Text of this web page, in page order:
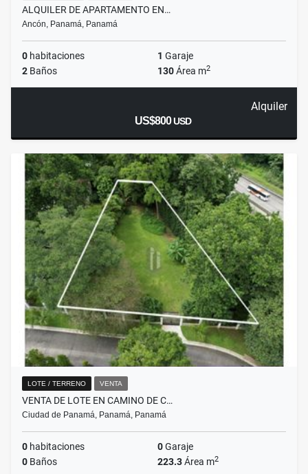
ALQUILER DE APARTAMENTO EN…
Ancón, Panamá, Panamá
0 habitaciones 1 Garaje
2 Baños 130Área m2
Alquiler
US$800USD
LOTE / TERRENO VENTA
VENTA DE LOTE EN CAMINO DE C…
Ciudad de Panamá, Panamá, Panamá
0 habitaciones 0Garaje
0 Baños 223.3Área m2